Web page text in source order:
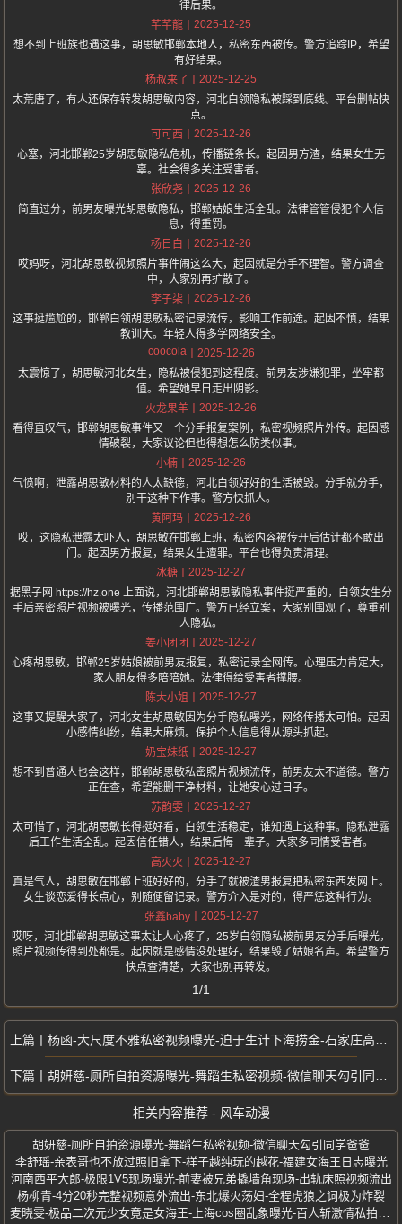
律后果。
芊芊龍
2025-12-25
想不到上班族也遇这事，胡思敏邯郸本地人，私密东西被传。警方追踪IP，希望
有好结果。
杨叔来了
2025-12-25
太荒唐了，有人还保存转发胡思敏内容，河北白领隐私被踩到底线。平台删帖快
点。
可可西
2025-12-26
心塞，河北邯郸25岁胡思敏隐私危机，传播链条长。起因男方渣，结果女生无
辜。社会得多关注受害者。
张欣尧
2025-12-26
简直过分，前男友曝光胡思敏隐私，邯郸姑娘生活全乱。法律管管侵犯个人信
息，得重罚。
杨日白
2025-12-26
哎妈呀，河北胡思敏视频照片事件闹这么大，起因就是分手不理智。警方调查
中，大家别再扩散了。
李子柒
2025-12-26
这事挺尴尬的，邯郸白领胡思敏私密记录流传，影响工作前途。起因不慎，结果
教训大。年轻人得多学网络安全。
coocola
2025-12-26
太震惊了，胡思敏河北女生，隐私被侵犯到这程度。前男友涉嫌犯罪，坐牢都
值。希望她早日走出阴影。
火龙果羊
2025-12-26
看得直叹气，邯郸胡思敏事件又一个分手报复案例，私密视频照片外传。起因感
情破裂，大家议论但也得想怎么防类似事。
小楠
2025-12-26
气愤啊，泄露胡思敏材料的人太缺德，河北白领好好的生活被毁。分手就分手，
别干这种下作事。警方快抓人。
黄阿玛
2025-12-26
哎，这隐私泄露太吓人，胡思敏在邯郸上班，私密内容被传开后估计都不敢出
门。起因男方报复，结果女生遭罪。平台也得负责清理。
冰糖
2025-12-27
据黑子网 https://hz.one 上面说，河北邯郸胡思敏隐私事件挺严重的，白领女生分
手后亲密照片视频被曝光，传播范围广。警方已经立案，大家别围观了，尊重别
人隐私。
姜小团团
2025-12-27
心疼胡思敏，邯郸25岁姑娘被前男友报复，私密记录全网传。心理压力肯定大，
家人朋友得多陪陪她。法律得给受害者撑腰。
陈大小姐
2025-12-27
这事又提醒大家了，河北女生胡思敏因为分手隐私曝光，网络传播太可怕。起因
小感情纠纷，结果大麻烦。保护个人信息得从源头抓起。
奶宝妹纸
2025-12-27
想不到普通人也会这样，邯郸胡思敏私密照片视频流传，前男友太不道德。警方
正在查，希望能删干净材料，让她安心过日子。
苏韵雯
2025-12-27
太可惜了，河北胡思敏长得挺好看，白领生活稳定，谁知遇上这种事。隐私泄露
后工作生活全乱。起因信任错人，结果后悔一辈子。大家多同情受害者。
高火火
2025-12-27
真是气人，胡思敏在邯郸上班好好的，分手了就被渣男报复把私密东西发网上。
女生谈恋爱得长点心，别随便留记录。警方介入是对的，得严惩这种行为。
张鑫baby
2025-12-27
哎呀，河北邯郸胡思敏这事太让人心疼了，25岁白领隐私被前男友分手后曝光，
照片视频传得到处都是。起因就是感情没处理好，结果毁了姑娘名声。希望警方
快点查清楚，大家也别再转发。
1/1
杨函-大尺度不雅私密视频曝光-迫于生计下海捞金-石家庄高颜值极品少妇
胡妍慈-厕所自拍资源曝光-舞蹈生私密视频-微信聊天勾引同学爸爸
相关内容推荐 - 风车动漫
胡妍慈-厕所自拍资源曝光-舞蹈生私密视频-微信聊天勾引同学爸爸
李舒瑶-亲表哥也不放过照旧拿下-样子越纯玩的越花-福建女海王日志曝光
河南西平大郎-极限1V5现场曝光-前妻被兄弟撬墙角现场-出轨床照视频流出
杨柳青-4分20秒完整视频意外流出-东北爆火荡妇-全程虎狼之词极为炸裂